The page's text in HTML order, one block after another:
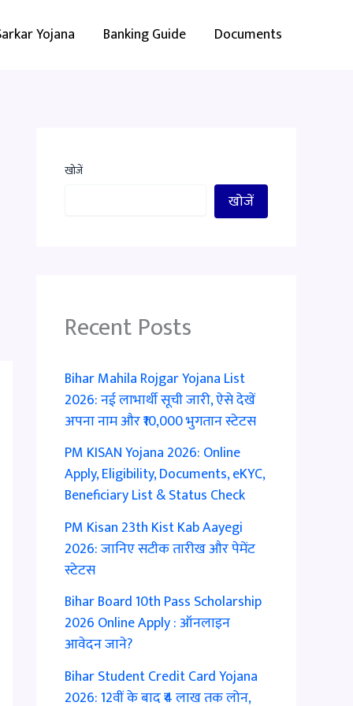
Yojana Banking Guide Documents
खोजें
खोजें
Recent Posts
Bihar Mahila Rojgar Yojana List
2026: नई लाभार्थी सूची जारी, ऐसे देखें
अपना नाम और ₹10,000 भुगतान स्टेटस
PM KISAN Yojana 2026: Online
Apply, Eligibility, Documents, eKYC,
Beneficiary List & Status Check
PM Kisan 23th Kist Kab Aayegi
2026: जानिए सटीक तारीख और पेमेंट
स्टेटस
Bihar Board 10th Pass Scholarship
2026 Online Apply : ऑनलाइन
आवेदन जाने?
Bihar Student Credit Card Yojana
2026: 12वीं के बाद ₹4 लाख तक लोन,